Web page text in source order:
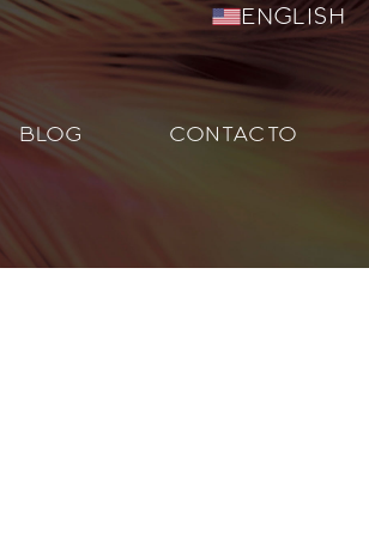
English
BLOG CONTACTO